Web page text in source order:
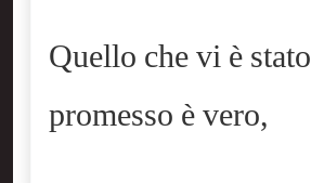
Quello che vi è stato
promesso è vero,